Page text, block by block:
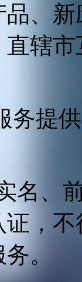
、
辖
务提
名、
，
。